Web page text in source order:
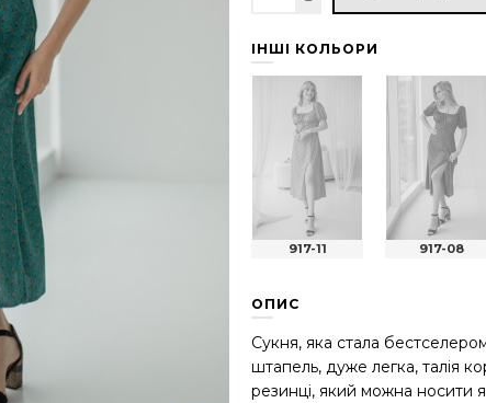
ІНШІ КОЛЬОРИ
917-11 917-08
ОПИС
Сукня, яка стала
штапель, дуже легка, талія
резинці, який можна носити